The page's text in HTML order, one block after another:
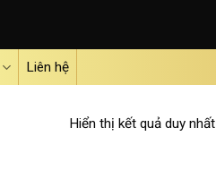
Liên hệ
Hiển thị kết quả duy nhất